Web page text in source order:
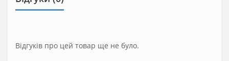
Відгуків про цей товар ще не було.